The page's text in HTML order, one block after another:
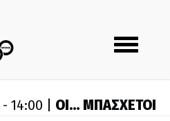
Toggle
navigation
- 14:00 | ΟΙ… ΜΠΑΣΧΕΤΟΙ